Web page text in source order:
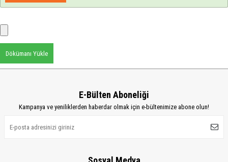
Dökümanı Yükle
E-Bülten Aboneliği
Kampanya ve yeniliklerden haberdar olmak için e-bültenimize abone olun!